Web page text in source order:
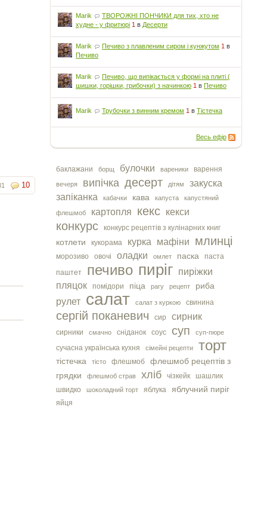
Marik
ТВОРОЖНІ ПОНЧИКИ для тих, хто не
худне - у фритюрі 1 в Десерти
Marik Печиво з плавленим сиром і кунжутом 1 в
Печиво
Marik
Печиво, що випікається у формі на плиті (
шишки, горішки, грибочки) з начинкою 1 вПечиво
Marik Трубочки з винним кремом 1 вТістечка
Весь ефір
баклажани борщ булочки вареники варення
вечеря випічка десерт дітям
закуска
запіканка
кабачки кава капуста капустяний
флешмоб картопля кекс кекси
конкурс конкурс рецептів з кулінарних книг
котлети кукорама курка мафіни млинці
морозиво овочі оладки омлет паска
паста
паштет
печиво пиріг пиріжки
пляцок
помідори піца рагу рецепт риба
рулет салат салат з куркою свинина
сергiй поканевич сир сирник
сирники смачно сніданок соус суп суп-пюре
сучасна українська кухня сімейні рецепти торт
тістечка тісто флешмоб
флешмоб рецептів з
грядки
флешмоб страв хліб чізкейк
шашлик
швидко
шоколадний торт яблука яблучний пиріг
яйця
10